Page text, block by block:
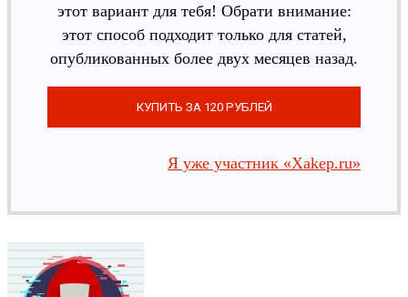
этот вариант для тебя! Обрати внимание:
этот способ подходит только для статей,
опубликованных более двух месяцев назад.
Я уже участник «Xakep.ru»